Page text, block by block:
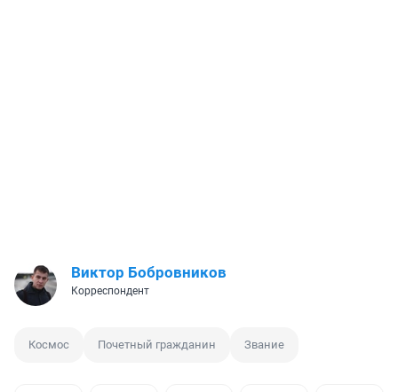
Виктор Бобровников
Корреспондент
Космос Почетный гражданин Звание